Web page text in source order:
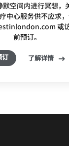
默空间内进行冥想，
中心服务供不应求
或
前预订。
订 了解详情